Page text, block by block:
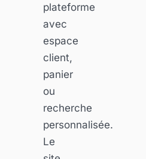
plateforme
avec
espace
client,
panier
ou
recherche
personnalisée.
Le